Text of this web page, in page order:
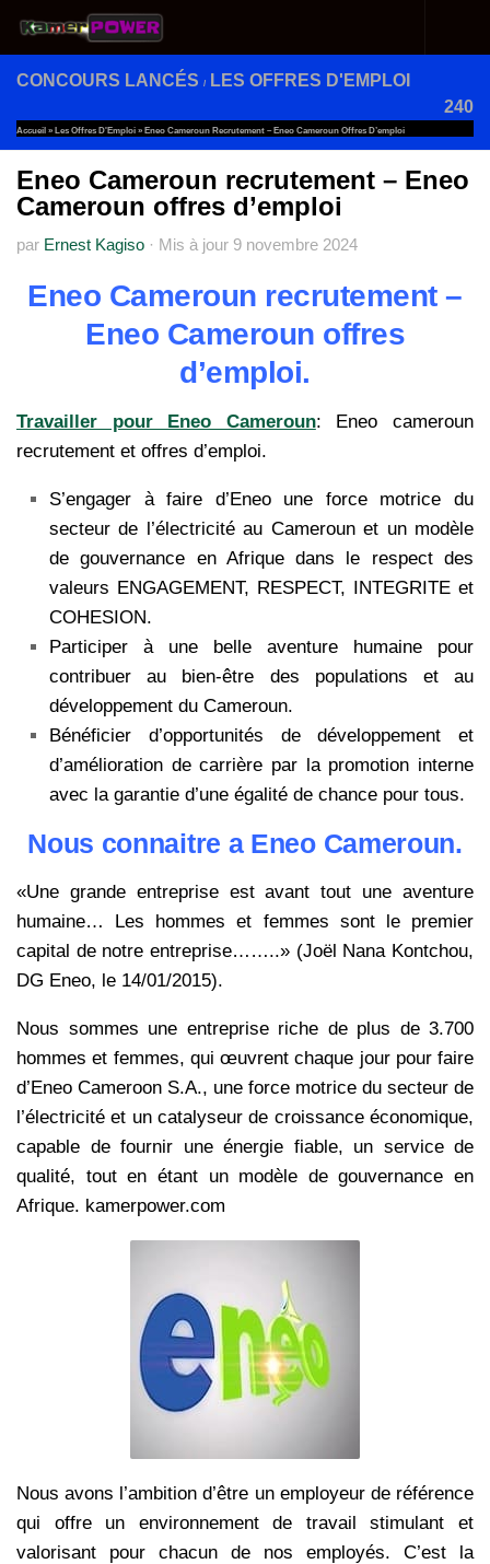
Au dessous du contenu
CONCOURS LANCÉS /
LES OFFRES D'EMPLOI
240
Accueil » Les Offres D'Emploi » Eneo Cameroun Recrutement – Eneo Cameroun Offres D’emploi
Eneo Cameroun recrutement – Eneo
Cameroun offres d’emploi
par Ernest Kagiso · Mis à jour 9 novembre 2024
Eneo Cameroun recrutement –
Eneo Cameroun offres
d’emploi.
Travailler pour Eneo Cameroun: Eneo cameroun
recrutement et offres d’emploi.
S’engager à faire d’Eneo une force motrice du
secteur de l’électricité au Cameroun et un modèle
de gouvernance en Afrique dans le respect des
valeurs ENGAGEMENT, RESPECT, INTEGRITE et
COHESION.
Participer à une belle aventure humaine pour
contribuer au bien-être des populations et au
développement du Cameroun.
Bénéficier d’opportunités de développement et
d’amélioration de carrière par la promotion interne
avec la garantie d’une égalité de chance pour tous.
Nous connaitre a Eneo Cameroun.
«Une grande entreprise est avant tout une aventure
humaine… Les hommes et femmes sont le premier
capital de notre entreprise……..» (Joël Nana Kontchou,
DG Eneo, le 14/01/2015).
Nous sommes une entreprise riche de plus de 3.700
hommes et femmes, qui œuvrent chaque jour pour faire
d’Eneo Cameroon S.A., une force motrice du secteur de
l’électricité et un catalyseur de croissance économique,
capable de fournir une énergie fiable, un service de
qualité, tout en étant un modèle de gouvernance en
Afrique. kamerpower.com
Nous avons l’ambition d’être un employeur de référence
qui offre un environnement de travail stimulant et
valorisant pour chacun de nos employés. C’est la